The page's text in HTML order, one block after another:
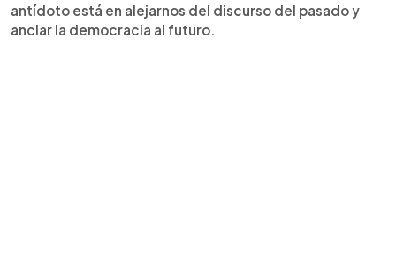
antídoto está en alejarnos del discurso del pasado y
anclar la democracia al futuro.